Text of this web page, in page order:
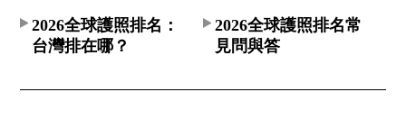
2026全球護照排名：
台灣排在哪？
2026全球護照排名常
見問與答